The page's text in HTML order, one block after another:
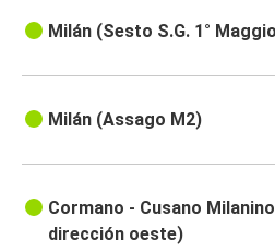
Milán (Sesto S.G. 1°
Milán (Assago M2)
Cormano - Cusano
dirección oeste)